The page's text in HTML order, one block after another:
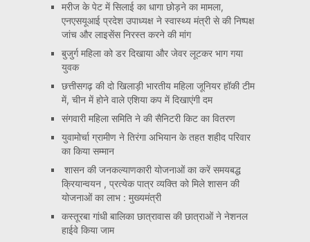
मरीज के पेट में सिलाई का धागा छोड़ने का मामला,
एनएसयूआई प्रदेश उपाध्यक्ष ने स्वास्थ्य मंत्री से की निष्पक्ष
जांच और लाइसेंस निरस्त करने की मांग
बुजुर्ग महिला को डर दिखाया और जेवर लूटकर भाग गया
युवक
छत्तीसगढ़ की दो खिलाड़ी भारतीय महिला जूनियर हॉकी टीम
में, चीन में होने वाले एशिया कप में दिखाएंगी दम
संगवारी महिला समिति ने की सैनिटरी किट का वितरण
युवामोर्चा ग्रामीण ने तिरंगा अभियान के तहत शहीद परिवार
का किया सम्मान
शासन की जनकल्याणकारी योजनाओं का करें समयबद्ध
क्रियान्वयन , प्रत्येक पात्र व्यक्ति को मिले शासन की
योजनाओं का लाभ : मुख्यमंत्री
कस्तूरबा गांधी बालिका छात्रावास की छात्राओं ने नेशनल
हाईवे किया जाम